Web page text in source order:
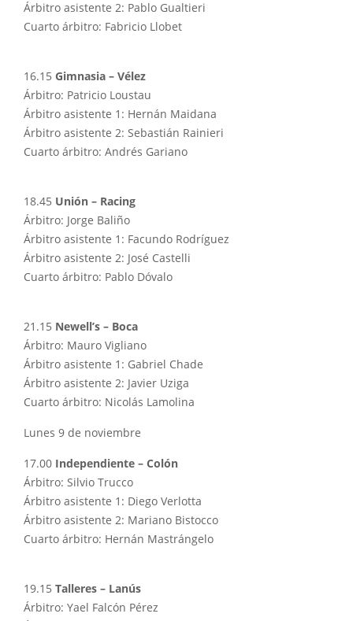
Árbitro asistente 2: Pablo Gualtieri
Cuarto árbitro: Fabricio Llobet
16.15 Gimnasia – Vélez
Árbitro: Patricio Loustau
Árbitro asistente 1: Hernán Maidana
Árbitro asistente 2: Sebastián Rainieri
Cuarto árbitro: Andrés Gariano
18.45 Unión – Racing
Árbitro: Jorge Baliño
Árbitro asistente 1: Facundo Rodríguez
Árbitro asistente 2: José Castelli
Cuarto árbitro: Pablo Dóvalo
21.15 Newell’s – Boca
Árbitro: Mauro Vigliano
Árbitro asistente 1: Gabriel Chade
Árbitro asistente 2: Javier Uziga
Cuarto árbitro: Nicolás Lamolina
Lunes 9 de noviembre
17.00 Independiente – Colón
Árbitro: Silvio Trucco
Árbitro asistente 1: Diego Verlotta
Árbitro asistente 2: Mariano Bistocco
Cuarto árbitro: Hernán Mastrángelo
19.15 Talleres – Lanús
Árbitro: Yael Falcón Pérez